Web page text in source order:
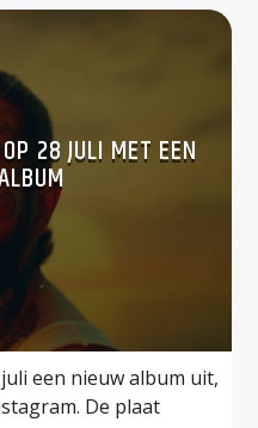
28 JULI MET EEN
een nieuw album uit,
De plaat